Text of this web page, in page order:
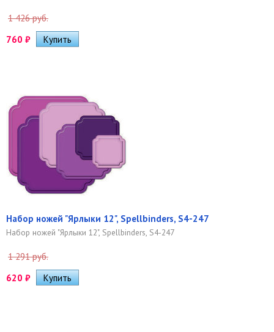
1 426 руб.
760 ₽
Набор ножей "Ярлыки 12", Spellbinders, S4-247
Набор ножей "Ярлыки 12", Spellbinders, S4-247
1 291 руб.
620 ₽